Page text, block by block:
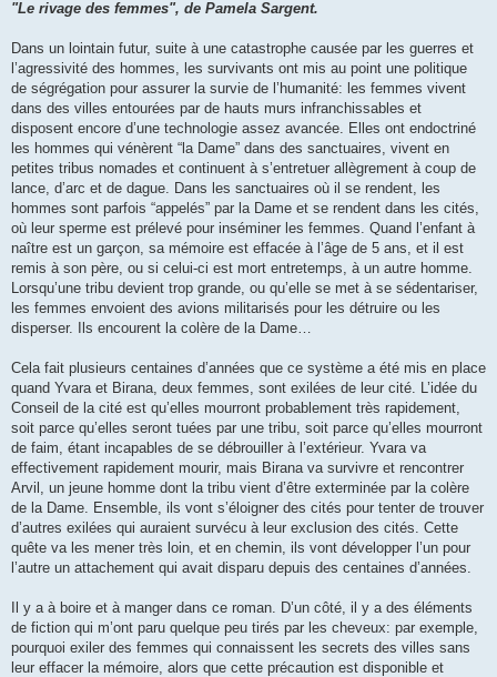
"Le rivage des femmes", de Pamela Sargent.
Dans un lointain futur, suite à une catastrophe causée par les guerres et
l’agressivité des hommes, les survivants ont mis au point une politique
de ségrégation pour assurer la survie de l’humanité: les femmes vivent
dans des villes entourées par de hauts murs infranchissables et
disposent encore d’une technologie assez avancée. Elles ont endoctriné
les hommes qui vénèrent “la Dame” dans des sanctuaires, vivent en
petites tribus nomades et continuent à s’entretuer allègrement à coup de
lance, d’arc et de dague. Dans les sanctuaires où il se rendent, les
hommes sont parfois “appelés” par la Dame et se rendent dans les cités,
où leur sperme est prélevé pour inséminer les femmes. Quand l’enfant à
naître est un garçon, sa mémoire est effacée à l’âge de 5 ans, et il est
remis à son père, ou si celui-ci est mort entretemps, à un autre homme.
Lorsqu’une tribu devient trop grande, ou qu’elle se met à se sédentariser,
les femmes envoient des avions militarisés pour les détruire ou les
disperser. Ils encourent la colère de la Dame…
Cela fait plusieurs centaines d’années que ce système a été mis en place
quand Yvara et Birana, deux femmes, sont exilées de leur cité. L’idée du
Conseil de la cité est qu’elles mourront probablement très rapidement,
soit parce qu’elles seront tuées par une tribu, soit parce qu’elles mourront
de faim, étant incapables de se débrouiller à l’extérieur. Yvara va
effectivement rapidement mourir, mais Birana va survivre et rencontrer
Arvil, un jeune homme dont la tribu vient d’être exterminée par la colère
de la Dame. Ensemble, ils vont s’éloigner des cités pour tenter de trouver
d’autres exilées qui auraient survécu à leur exclusion des cités. Cette
quête va les mener très loin, et en chemin, ils vont développer l’un pour
l’autre un attachement qui avait disparu depuis des centaines d’années.
Il y a à boire et à manger dans ce roman. D’un côté, il y a des éléments
de fiction qui m’ont paru quelque peu tirés par les cheveux: par exemple,
pourquoi exiler des femmes qui connaissent les secrets des villes sans
leur effacer la mémoire, alors que cette précaution est disponible et